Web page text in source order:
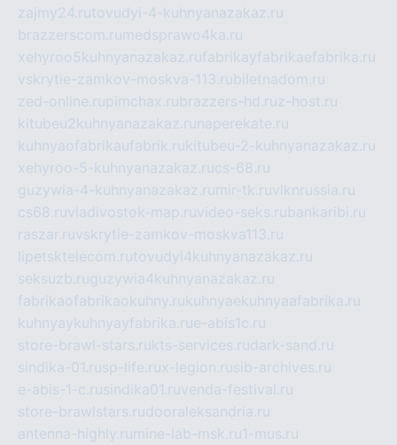
zajmy24.rutovudyi-4-kuhnyanazakaz.ru
brazzerscom.ru medsprawo4ka.ru
xehyroo5kuhnyanazakaz.rufabrikayfabrikaefabrika.ru
vskrytie-zamkov-moskva-113.rubiletnadom.ru
zed-online.rupimchax.rubrazzers-hd.ruz-host.ru
kitubeu2kuhnyanazakaz.ru naperekate.ru
kuhnyaofabrikaufabrik.rukitubeu-2-kuhnyanazakaz.ru
xehyroo-5-kuhnyanazakaz.rucs-68.ru
guzywia-4-kuhnyanazakaz.ru mir-tk.ruvlknrussia.ru
cs68.ruvladivostok-map.ruvideo-seks.rubankaribi.ru
raszar.ruvskrytie-zamkov-moskva113.ru
lipetsktelecom.rutovudyi4kuhnyanazakaz.ru
seksuzb.ruguzywia4kuhnyanazakaz.ru
fabrikaofabrikaokuhny.rukuhnyaekuhnyaafabrika.ru
kuhnyaykuhnyayfabrika.rue-abis1c.ru
store-brawl-stars.rukts-services.rudark-sand.ru
sindika-01.rusp-life.rux-legion.rusib-archives.ru
e-abis-1-c.rusindika01.ruvenda-festival.ru
store-brawlstars.rudooraleksandria.ru
antenna-highly.ru mine-lab-msk.ru1-mus.ru